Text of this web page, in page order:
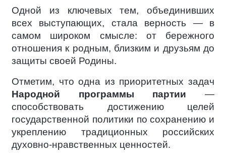
Одной из ключевых тем, объединивших
всех выступающих, стала верность — в
самом широком смысле: от бережного
отношения к родным, близким и друзьям до
защиты своей Родины.
Отметим, что одна из приоритетных задач
Народной программы партии —
способствовать достижению целей
государственной политики по сохранению и
укреплению традиционных российских
духовно-нравственных ценностей.